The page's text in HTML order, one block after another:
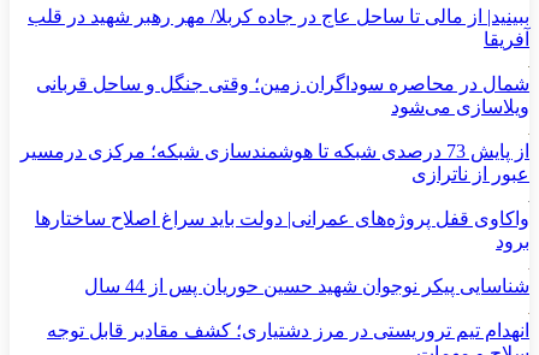
ببینید| از مالی تا ساحل عاج در جاده کربلا/ مهر رهبر شهید در قلب
آفریقا
شمال در محاصره سوداگران زمین؛ وقتی جنگل و ساحل قربانی
ویلاسازی می‌شود
از پایش 73 درصدی شبکه تا هوشمندسازی شبکه؛ مرکزی درمسیر
عبور از ناترازی
واکاوی قفل پروژه‌های عمرانی| دولت باید سراغ اصلاح ساختارها
برود
شناسایی پیکر نوجوان شهید حسین حوریان پس از 44 سال
انهدام تیم تروریستی در مرز دشتیاری؛ کشف مقادیر قابل توجه